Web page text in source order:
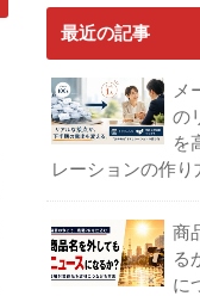
最近の記事
メ
の
を
レーションの作り
商
る
に